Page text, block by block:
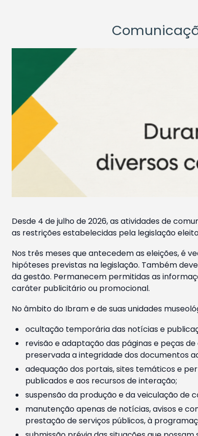
Desde 4 de julho de 2026, as atividades de
as restrições estabelecidas pela legislação
Nos três meses que antecedem as eleições, é
hipóteses previstas na legislação. Também
da gestão. Permanecem permitidas as
caráter publicitário ou promocional.
No âmbito do Ibram e de suas unidades
ocultação temporária das notícias e
revisão e adaptação das páginas e peças
preservada a integridade dos documentos
adequação dos portais, sites temáticos e
publicados e aos recursos de interação;
suspensão da produção e da veiculação de
manutenção apenas de notícias, avisos e
prestação de serviços públicos, à